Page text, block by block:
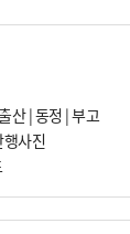
…‘극한 폭염’ 한풀
…전교생 24명 아
유지’ 된 부산…
앞인데…구·군 난
산|동정 |부고
사진